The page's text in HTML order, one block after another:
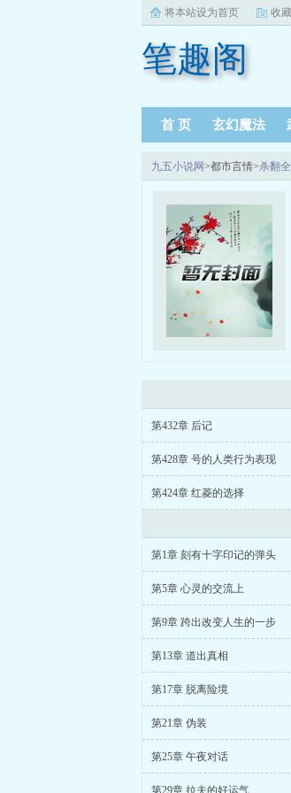
将本站设为首页 收
笔趣阁
首 页 玄幻魔法
九五小说网>都市言情>杀翻
第432章 后记
第428章 号的人类行为表现
第424章 红菱的选择
第1章 刻有十字印记的弹头
第5章 心灵的交流上
第9章 跨出改变人生的一步
第13章 道出真相
第17章 脱离险境
第21章 伪装
第25章 午夜对话
第29章 拉夫的好运气